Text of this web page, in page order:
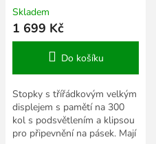
na pásek
Skladem
1 699 Kč
Do košíku
Stopky s třířádkovým velkým
displejem s pamětí na 300
kol s podsvětlením a klipsou
pro připevnění na pásek. Mají